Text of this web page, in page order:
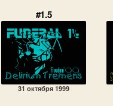
#1.5
31 октября 1999